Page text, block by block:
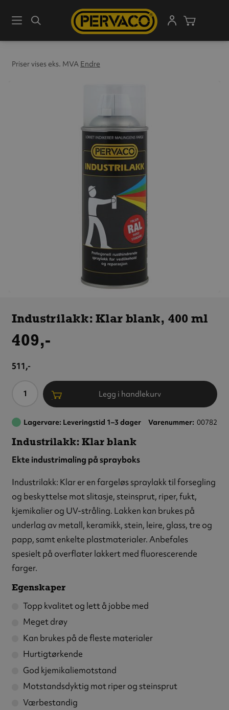
MenySøk
Priser vises eks. MVA Endre
400 ml
Industrilakk: Klar blank, 400 ml
409,-
511,-
Antall Legg i handlekurv
Lagervare: Leveringstid 1–3 dager Varenummer 00782
Industrilakk: Klar blank
Ekte industrimaling på sprayboks
Industrilakk: Klar er en fargeløs spraylakk til forsegling
og beskyttelse mot slitasje, steinsprut, riper, fukt,
kjemikalier og UV-stråling. Lakken kan brukes på
underlag av metall, keramikk, stein, leire, glass, tre og
papp, samt enkelte plastmaterialer. Anbefales
spesielt på overflater lakkert med fluorescerende
farger.
Egenskaper
Topp kvalitet og lett å jobbe med
Meget drøy
Kan brukes på de fleste materialer
Hurtigtørkende
God kjemikaliemotstand
Motstandsdyktig mot riper og steinsprut
Værbestandig